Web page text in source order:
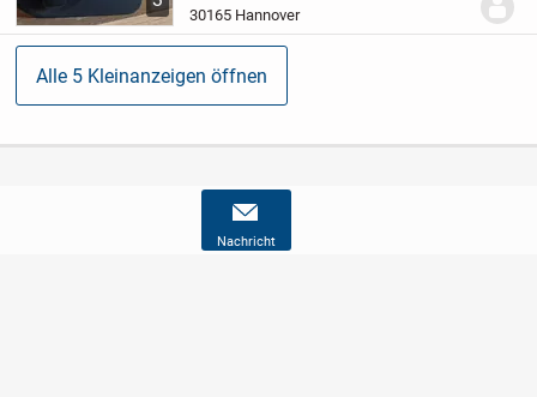
Nachricht
30165 Hannover
Alle 5 Kleinanzeigen öffnen